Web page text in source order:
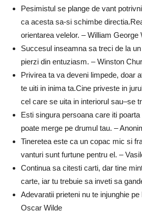
Pesimistul se plange de vant
ca acesta sa-si schimbe
orientarea velelor. – William George
Succesul inseamna sa treci de la
pierzi din entuziasm. – Winston
Privirea ta va deveni limpede, doar
te uiti in inima ta.Cine priveste in
cel care se uita in interiorul sau–se
Esti singura persoana care iti
poate merge pe drumul tau. –
Tineretea este ca un copac mic si
vanturi sunt furtune pentru el. –
Continua sa citesti carti, dar tine
carte, iar tu trebuie sa inveti sa
Adevaratii prieteni nu te injunghie
Oscar Wilde